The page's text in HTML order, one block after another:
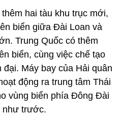
hai tàu khu trục mới,
biển giữa Đài Loan và
Trung Quốc có thêm
biển, cùng việc chế tạo
đại. Máy bay của Hải quân
động ra trung tâm Thái
vùng biển phía Đông Đài
như trước.